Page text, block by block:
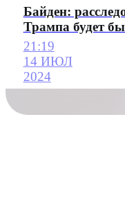
Байден:
Трампа будет
21:19
14 ИЮЛ
2024